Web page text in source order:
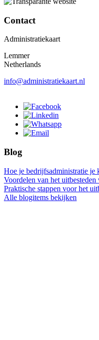
Contact
Administratiekaart
Lemmer
Netherlands
info@administratiekaart.nl
Blog
Hoe je bedrijfsadministratie je
Voordelen van het
Praktische stappen voor het
Alle blogitems bekijken